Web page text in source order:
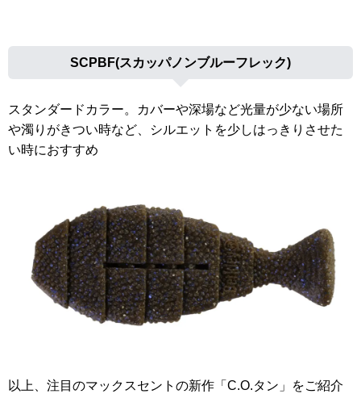
SCPBF(スカッパノンブルーフレック)
スタンダードカラー。カバーや深場など光量が少ない場所
や濁りがきつい時など、シルエットを少しはっきりさせた
い時におすすめ
以上、注目のマックスセントの新作「C.O.タン」をご紹介